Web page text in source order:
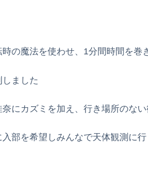
の魔法を使わせ、1分間時間を巻
ました
にカズミを加え、行き場所のな
部を希望しみんなで天体観測に